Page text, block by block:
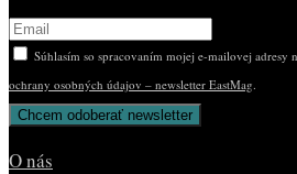
Súhlasím so spracovaním mojej e-mailovej adresy
ochrany osobných údajov – newsletter EastMag
O nás